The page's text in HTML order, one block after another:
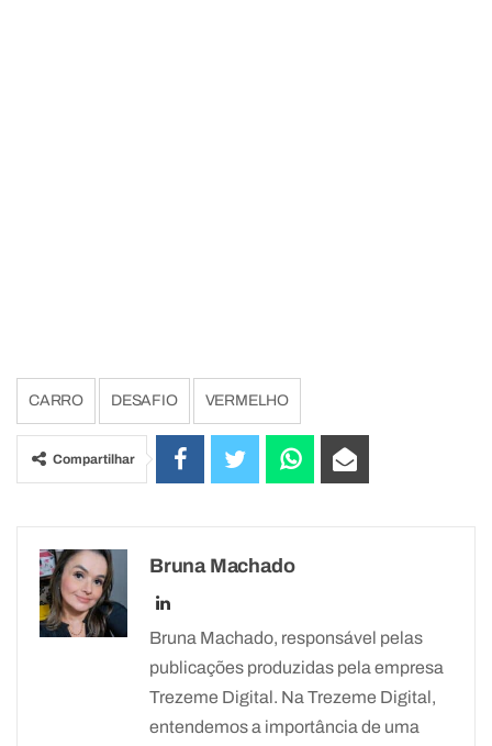
CARRO DESAFIO VERMELHO
Compartilhar
Bruna Machado
Bruna Machado, responsável pelas
publicações produzidas pela empresa
Trezeme Digital. Na Trezeme Digital,
entendemos a importância de uma